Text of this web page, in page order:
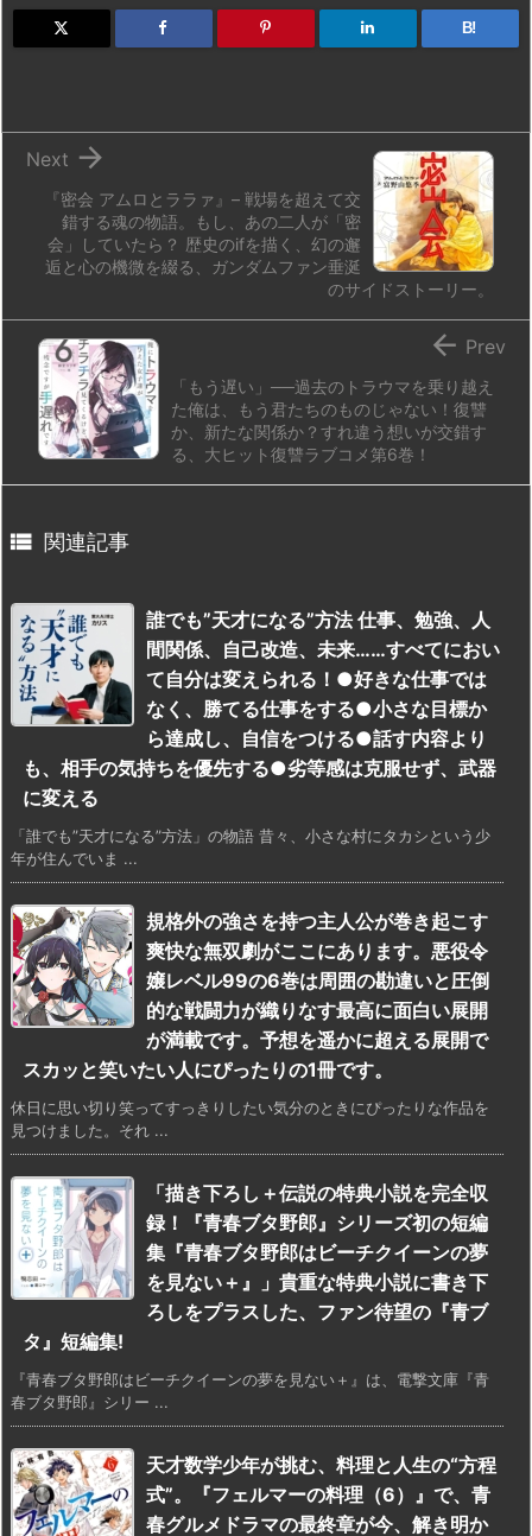
d
k d r
ar o
B!
『密会 アムロとララァ』– 戦場を超えて交
錯する魂の物語。もし、あの二人が「密
会」していたら？ 歴史のifを描く、幻の邂
逅と心の機微を綴る、ガンダムファン垂涎
のサイドストーリー。

Next
「もう遅い」──過去のトラウマを乗り越え
た俺は、もう君たちのものじゃない！復讐
か、新たな関係か？すれ違う想いが交錯す
る、大ヒット復讐ラブコメ第6巻！
 Prev
 関連記事
誰でも”天才になる”方法 仕事、勉強、人
間関係、自己改造、未来……すべてにおい
て自分は変えられる！●好きな仕事では
なく、勝てる仕事をする●小さな目標か
ら達成し、自信をつける●話す内容より
も、相手の気持ちを優先する●劣等感は克服せず、武器
に変える
「誰でも”天才になる”方法」の物語 昔々、小さな村にタカシという少
年が住んでいま ...
規格外の強さを持つ主人公が巻き起こす
爽快な無双劇がここにあります。悪役令
嬢レベル99の6巻は周囲の勘違いと圧倒
的な戦闘力が織りなす最高に面白い展開
が満載です。予想を遥かに超える展開で
スカッと笑いたい人にぴったりの1冊です。
休日に思い切り笑ってすっきりしたい気分のときにぴったりな作品を
見つけました。それ ...
「描き下ろし＋伝説の特典小説を完全収
録！『青春ブタ野郎』シリーズ初の短編
集『青春ブタ野郎はビーチクイーンの夢
を見ない＋』」貴重な特典小説に書き下
ろしをプラスした、ファン待望の『青ブ
タ』短編集!
『青春ブタ野郎はビーチクイーンの夢を見ない＋』は、電撃文庫『青
春ブタ野郎』シリー ...
天才数学少年が挑む、料理と人生の“方程
式”。『フェルマーの料理（6）』で、青
春グルメドラマの最終章が今、解き明か